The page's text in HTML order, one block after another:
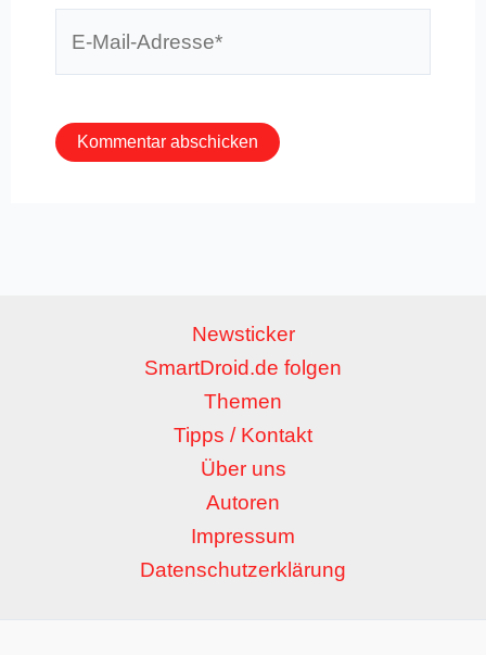
Newsticker
SmartDroid.de folgen
Themen
Tipps / Kontakt
Über uns
Autoren
Impressum
Datenschutzerklärung